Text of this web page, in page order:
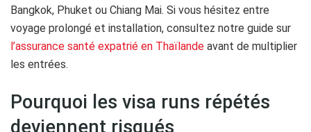
Bangkok, Phuket ou Chiang Mai. Si vous hésitez entre
voyage prolongé et installation, consultez notre guide sur
l’assurance santé expatrié en Thaïlande avant de multiplier
les entrées.
Pourquoi les visa runs répétés
deviennent risqués